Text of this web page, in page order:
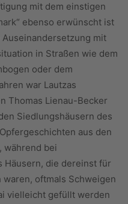
mit dem einstigen
ebenso erwünscht ist
mit
in Straßen wie dem
oder dem
war Lautzas
Thomas Lienau-Becker
Siedlungshäusern des
aus den
während bei
Häusern, die dereinst für
oftmals Schweigen
vielleicht gefüllt werden